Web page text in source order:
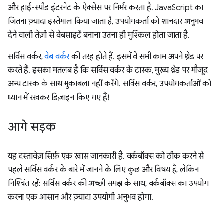
और हाई-स्पीड इंटरनेट के ऐक्सेस पर निर्भर करता है. JavaScript का
जितना ज़्यादा इस्तेमाल किया जाता है, उपयोगकर्ता को शानदार अनुभव
देने वाली तेज़ी से वेबसाइटें बनाना उतना ही मुश्किल होता जाता है.
सर्विस वर्कर,वेब वर्करकी तरह होते हैं. इसमें वे सभी काम अपने थ्रेड पर
करते हैं. इसका मतलब है कि सर्विस वर्कर के टास्क, मुख्य थ्रेड पर मौजूद
अन्य टास्क के साथ मुकाबला नहीं करेंगे. सर्विस वर्कर, उपयोगकर्ताओं को
ध्यान में रखकर डिज़ाइन किए गए हैं!
आगे सड़क
यह दस्तावेज़ सिर्फ़ एक खास जानकारी है. वर्कबॉक्स को ठीक करने से
पहले सर्विस वर्कर के बारे में जानने के लिए कुछ और विषय हैं, लेकिन
निश्चिंत रहें: सर्विस वर्कर की अच्छी समझ के साथ, वर्कबॉक्स का उपयोग
करना एक आसान और ज़्यादा उपयोगी अनुभव होगा.